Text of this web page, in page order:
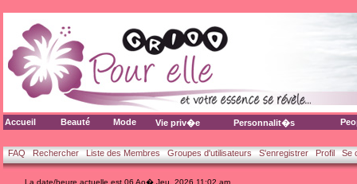
Accueil Beauté Mode Vie priv�e Personnalit�s
FAQ Rechercher Liste des Membres Groupes d'utilisateurs S'enregistrer Profil Se
La date/heure actuelle est 06 Ao� Jeu, 2026 11:02 am